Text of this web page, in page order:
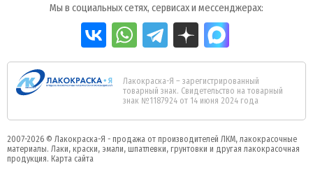
Мы в социальных сетях, сервисах и мессенджерах:
Лакокраска-Я – зарегистрированный
товарный знак. Свидетельство на товарный
знак №1187924 от 14 июня 2024 года
2007-2026 © Лакокраска-Я - продажа от производителей ЛКМ, лакокрасочные
материалы. Лаки, краски, эмали, шпатлевки, грунтовки и другая лакокрасочная
продукция. Карта сайта